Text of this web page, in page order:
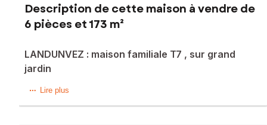
Description de cette maison à vendre de
6 pièces et 173 m²
LANDUNVEZ : maison familiale T7 , sur grand
jardin
LANDUNVEZ : La mer au bout de la rue ! Opportunité aux
Lire plus